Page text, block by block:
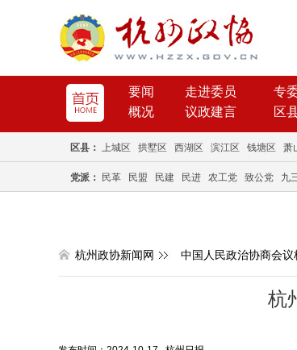
要闻 走进委员
专
概况
议政建言 区
区县： 上城区 拱墅区 西湖区 滨江区 钱塘区 萧
党派： 民革 民盟 民建 民进 农工党 致公党 九
杭州政协新闻网 中国人民政治协商会
杭